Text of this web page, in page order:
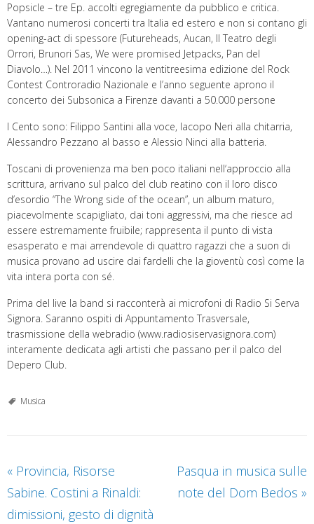
Popsicle – tre Ep. accolti egregiamente da pubblico e critica.
Vantano numerosi concerti tra Italia ed estero e non si contano gli
opening-act di spessore (Futureheads, Aucan, Il Teatro degli
Orrori, Brunori Sas, We were promised Jetpacks, Pan del
Diavolo…). Nel 2011 vincono la ventitreesima edizione del Rock
Contest Controradio Nazionale e l’anno seguente aprono il
concerto dei Subsonica a Firenze davanti a 50.000 persone
I Cento sono: Filippo Santini alla voce, Iacopo Neri alla chitarria,
Alessandro Pezzano al basso e Alessio Ninci alla batteria.
Toscani di provenienza ma ben poco italiani nellʼapproccio alla
scrittura, arrivano sul palco del club reatino con il loro disco
d’esordio “The Wrong side of the ocean”, un album maturo,
piacevolmente scapigliato, dai toni aggressivi, ma che riesce ad
essere estremamente fruibile; rappresenta il punto di vista
esasperato e mai arrendevole di quattro ragazzi che a suon di
musica provano ad uscire dai fardelli che la gioventù così come la
vita intera porta con sé.
Prima del live la band si racconterà ai microfoni di Radio Si Serva
Signora. Saranno ospiti di Appuntamento Trasversale,
trasmissione della webradio (www.radiosiservasignora.com)
interamente dedicata agli artisti che passano per il palco del
Depero Club.
Musica
« Provincia, Risorse
Sabine. Costini a Rinaldi:
dimissioni, gesto di dignità
Pasqua in musica sulle
note del Dom Bedos »